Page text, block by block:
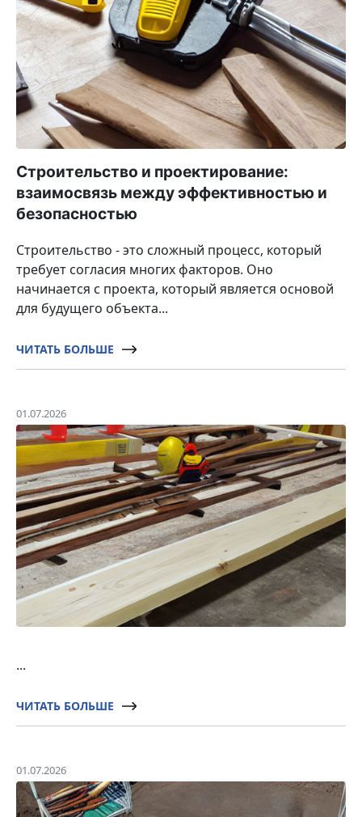
Строительство и проектирование:
взаимосвязь между эффективностью и
безопасностью
Строительство - это сложный процесс, который
требует согласия многих факторов. Оно
начинается с проекта, который является основой
для будущего объекта...
ЧИТАТЬ БОЛЬШЕ
01.07.2026
...
ЧИТАТЬ БОЛЬШЕ
01.07.2026